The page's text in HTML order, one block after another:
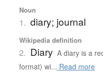
Noun
1. diary; journal
Wikipedia definition
2. Diary A diary is a
format) wi... Read more